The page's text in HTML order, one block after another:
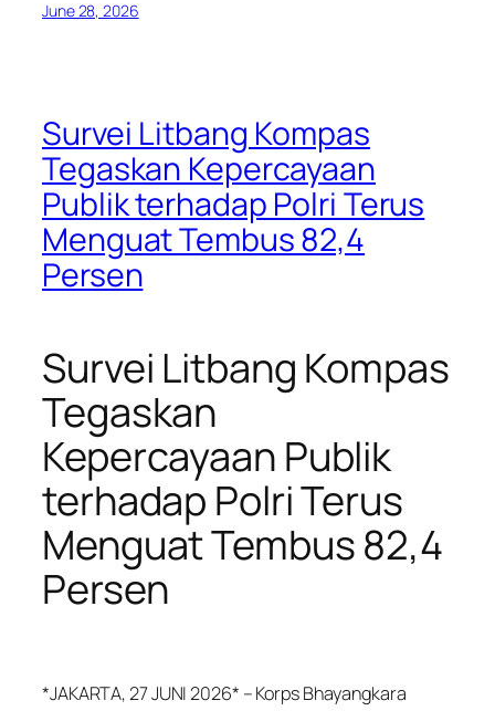
June 28, 2026
Survei Litbang Kompas
Tegaskan Kepercayaan
Publik terhadap Polri Terus
Menguat Tembus 82,4
Persen
Survei Litbang Kompas
Tegaskan
Kepercayaan Publik
terhadap Polri Terus
Menguat Tembus 82,4
Persen
*JAKARTA, 27 JUNI 2026* – Korps Bhayangkara